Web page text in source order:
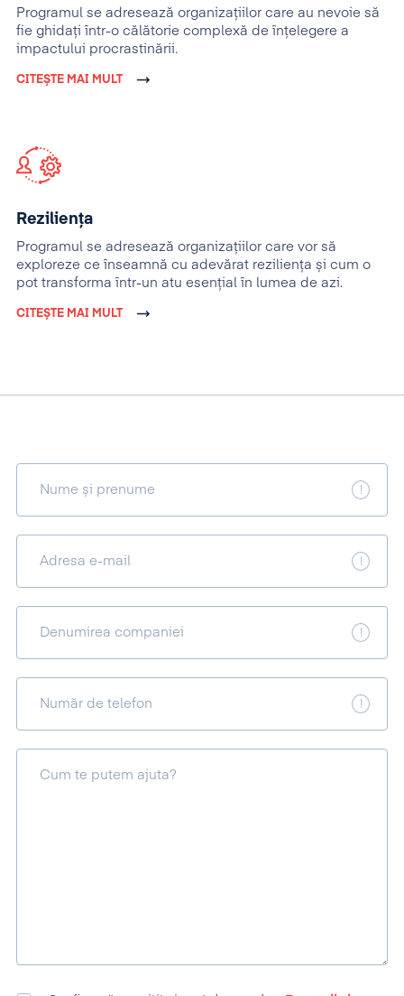
Programul se adresează organizaţiilor care au nevoie să
fie ghidați într-o călătorie complexă de înțelegere a
impactului procrastinării.
CITEȘTE MAI MULT
Reziliența
Programul se adresează organizaţiilor care vor să
exploreze ce înseamnă cu adevărat reziliența și cum o
pot transforma într-un atu esențial în lumea de azi.
CITEȘTE MAI MULT
Nume și prenume
Adresa e-mail
Denumirea companiei
Număr de telefon
Cum te putem ajuta?